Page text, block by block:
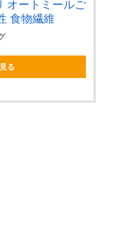
オートミールご
食物繊維
る